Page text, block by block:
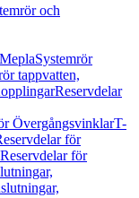
och
Systemrör
tappvatten,
Reservdelar
ÖvergångsvinklarT-
för
Reservdelar för